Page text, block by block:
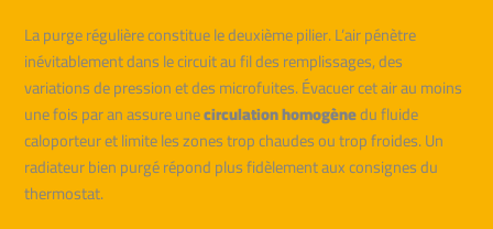
La purge régulière constitue le deuxième pilier. L’air pénètre
inévitablement dans le circuit au fil des remplissages, des
variations de pression et des microfuites. Évacuer cet air au moins
une fois par an assure unecirculation homogènedu fluide
caloporteur et limite les zones trop chaudes ou trop froides. Un
radiateur bien purgé répond plus fidèlement aux consignes du
thermostat.